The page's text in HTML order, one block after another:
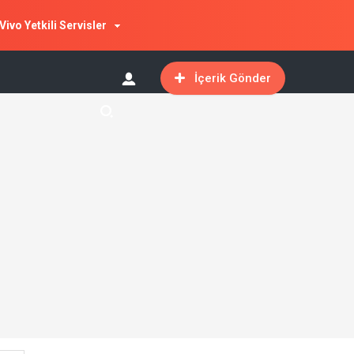
Vivo Yetkili Servisler
İçerik Gönder